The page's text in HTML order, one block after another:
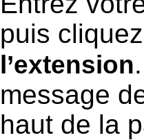
puis
l’extension
message
haut de la